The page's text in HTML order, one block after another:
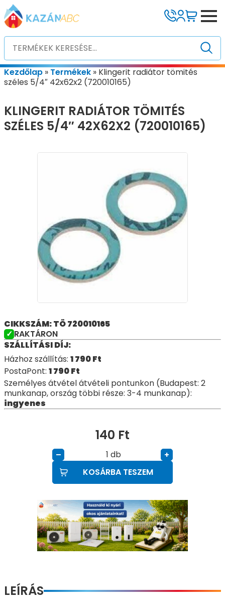
Kezdőlap » Termékek » Klingerit radiátor tömités
széles 5/4″ 42x62x2 (720010165)
KLINGERIT RADIÁTOR TÖMITÉS
SZÉLES 5/4″ 42X62X2 (720010165)
CIKKSZÁM: TÖ 720010165
RAKTÁRON
SZÁLLÍTÁSI DÍJ:
Házhoz szállítás: 1 790Ft
PostaPont: 1 790Ft
Személyes átvétel átvételi pontunkon (Budapest: 2
munkanap, ország többi része: 3-4 munkanap):
ingyenes
140 Ft
– db
+
KOSÁRBA TESZEM
LEÍRÁS